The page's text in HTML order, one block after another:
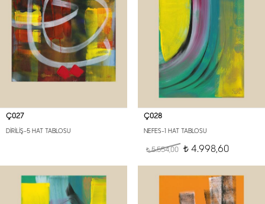
Ç027
DİRİLİŞ-5 HAT TABLOSU
Ç028
NEFES-1 HAT TABLOSU
t5.554,00 t4.998,60